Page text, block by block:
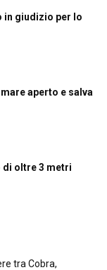
in giudizio per lo
aperto e salva
di oltre 3 metri
tra Cobra,